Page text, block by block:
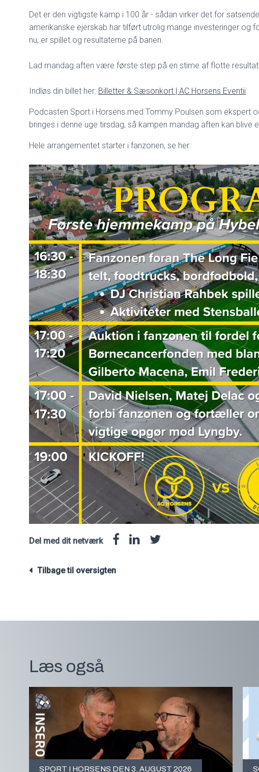
Det er den vigtigste kamp i 100 år - sådan virker det for
amerikanske ejerskab har tilført utrolig mange investeringer og
nu, er spillet og resultaterne på banen.
Lad mandag aften være første step på en stime af flotte
Indløs din billet her: Billetter & Sæsonkort | AC Horsens Eventii
Podcasten Sport i Horsens med Tommy Poulsen som ekspert
bringes i denne uge tirsdag, så kampen mandag aften kan blive
Hele arrangementet starter i fanzonen, se her:
Del med dit netværk
Tilbage til oversigten
Læs også
SPORT I HORSENS DEN 3. AUGUST 2026